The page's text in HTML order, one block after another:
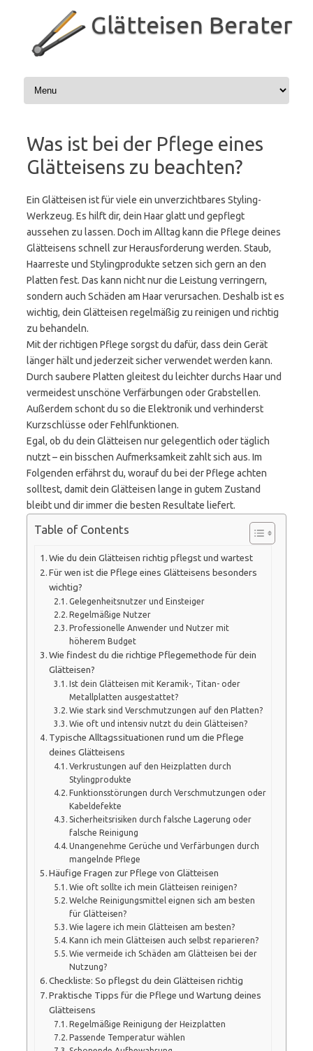
Glätteisen Berater
Was ist bei der Pflege eines
Glätteisens zu beachten?
Ein Glätteisen ist für viele ein unverzichtbares Styling-
Werkzeug. Es hilft dir, dein Haar glatt und gepflegt
aussehen zu lassen. Doch im Alltag kann die Pflege deines
Glätteisens schnell zur Herausforderung werden. Staub,
Haarreste und Stylingprodukte setzen sich gern an den
Platten fest. Das kann nicht nur die Leistung verringern,
sondern auch Schäden am Haar verursachen. Deshalb ist es
wichtig, dein Glätteisen regelmäßig zu reinigen und richtig
zu behandeln.
Mit der richtigen Pflege sorgst du dafür, dass dein Gerät
länger hält und jederzeit sicher verwendet werden kann.
Durch saubere Platten gleitest du leichter durchs Haar und
vermeidest unschöne Verfärbungen oder Grabstellen.
Außerdem schont du so die Elektronik und verhinderst
Kurzschlüsse oder Fehlfunktionen.
Egal, ob du dein Glätteisen nur gelegentlich oder täglich
nutzt – ein bisschen Aufmerksamkeit zahlt sich aus. Im
Folgenden erfährst du, worauf du bei der Pflege achten
solltest, damit dein Glätteisen lange in gutem Zustand
bleibt und dir immer die besten Resultate liefert.
Table of Contents
Wie du dein Glätteisen richtig pflegst und wartest
Für wen ist die Pflege eines Glätteisens besonders
wichtig?
Gelegenheitsnutzer und Einsteiger
Regelmäßige Nutzer
Professionelle Anwender und Nutzer mit
höherem Budget
Wie findest du die richtige Pflegemethode für dein
Glätteisen?
Ist dein Glätteisen mit Keramik-, Titan- oder
Metallplatten ausgestattet?
Wie stark sind Verschmutzungen auf den Platten?
Wie oft und intensiv nutzt du dein Glätteisen?
Typische Alltagssituationen rund um die Pflege
deines Glätteisens
Verkrustungen auf den Heizplatten durch
Stylingprodukte
Funktionsstörungen durch Verschmutzungen oder
Kabeldefekte
Sicherheitsrisiken durch falsche Lagerung oder
falsche Reinigung
Unangenehme Gerüche und Verfärbungen durch
mangelnde Pflege
Häufige Fragen zur Pflege von Glätteisen
Wie oft sollte ich mein Glätteisen reinigen?
Welche Reinigungsmittel eignen sich am besten
für Glätteisen?
Wie lagere ich mein Glätteisen am besten?
Kann ich mein Glätteisen auch selbst reparieren?
Wie vermeide ich Schäden am Glätteisen bei der
Nutzung?
Checkliste: So pflegst du dein Glätteisen richtig
Praktische Tipps für die Pflege und Wartung deines
Glätteisens
Regelmäßige Reinigung der Heizplatten
Passende Temperatur wählen